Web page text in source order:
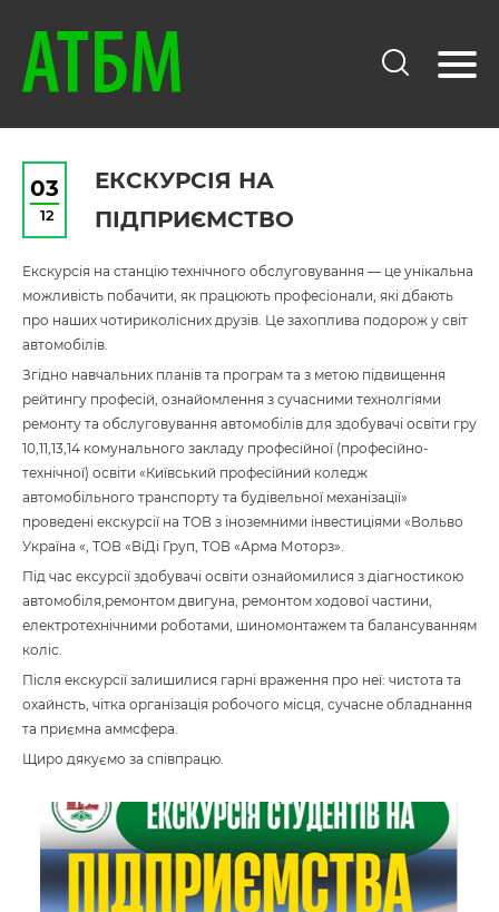
03
12
ЕКСКУРСІЯ НА
ПІДПРИЄМСТВО
Екскурсія на станцію технічного обслуговування — це унікальна
можливість побачити, як працюють професіонали, які дбають
про наших чотириколісних друзів. Це захоплива подорож у світ
автомобілів.
Згідно навчальних планів та програм та з метою підвищення
рейтингу професій, ознайомлення з сучасними технолгіями
ремонту та обслуговування автомобілів для здобувачі освіти гру
10,11,13,14 комунального закладу професійної (професійно-
технічної) освіти «Київський професійний коледж
автомобільного транспорту та будівельної механізації»
проведені екскурсії на ТОВ з іноземними інвестиціями «Вольво
Україна «, ТОВ «ВіДі Груп, ТОВ «Арма Моторз».
Під час ексурсії здобувачі освіти ознайомилися з діагностикою
автомобіля,ремонтом двигуна, ремонтом ходової частини,
електротехнічними роботами, шиномонтажем та балансуванням
коліс.
Після екскурсії залишилися гарні враження про неї: чистота та
охайнсть, чітка організація робочого місця, сучасне обладнання
та приємна аммсфера.
Щиро дякуємо за співпрацю.